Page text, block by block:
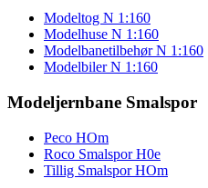
Modeltog N 1:160
Modelhuse N 1:160
Modelbanetilbehør N 1:160
Modelbiler N 1:160
Modeljernbane Smalspor
Peco HOm
Roco Smalspor H0e
Tillig Smalspor HOm